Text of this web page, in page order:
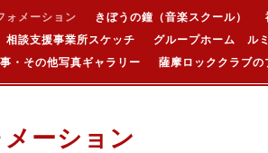
ォメーション きぼうの鐘（音楽スクール）
相談支援事業所スケッチ グループホーム ル
・その他写真ギャラリー
薩摩ロッククラブの
ーション